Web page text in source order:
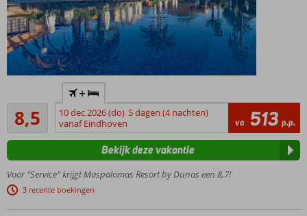
kwaliteitsresort
met goede All
Inclusive
formule
speeltuin,
miniclub
& -disco
8,5Aanrader
1374
beoordelingen
+
10 dec 2026 (do) 5 dagen (4 nachten)
vanaf Eindhoven
va 513 p.p.
Voor “Service” krijgt Maspalomas Resort by Dunas een 8,7!
3 recente boekingen
Bekijk deze vakantie